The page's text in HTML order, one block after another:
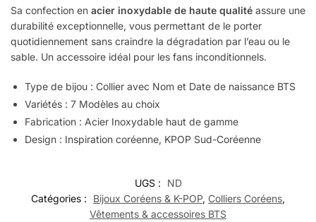
Sa confection en acier inoxydable de haute qualité assure une
durabilité exceptionnelle, vous permettant de le porter
quotidiennement sans craindre la dégradation par l’eau ou le
sable. Un accessoire idéal pour les fans inconditionnels.
Type de bijou : Collier avec Nom et Date de naissance BTS
Variétés : 7 Modèles au choix
Fabrication : Acier Inoxydable haut de gamme
Design : Inspiration coréenne, KPOP Sud-Coréenne
UGS :
ND
Catégories :
Bijoux Coréens & K-POP, Colliers Coréens,
Vêtements & accessoires BTS